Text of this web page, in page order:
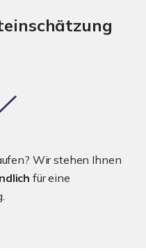
Wir stehen Ihnen
für eine